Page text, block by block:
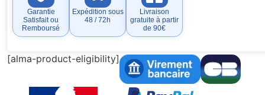
Garantie
Satisfait ou
Remboursé
Expédition sous
48 / 72h
Livraison
gratuite à partir
de 90€
[alma-product-eligibility]